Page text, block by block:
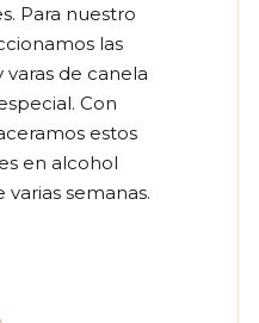
Para nuestro
las
varas de canela
Con
estos
en alcohol
semanas.